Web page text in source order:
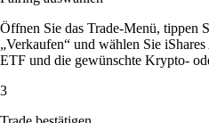
Öffnen Sie das Trade-Menü, tippen
„Verkaufen“ und wählen Sie
ETF und die gewünschte Krypto-
3